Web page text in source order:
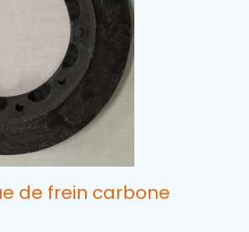
de frein carbone